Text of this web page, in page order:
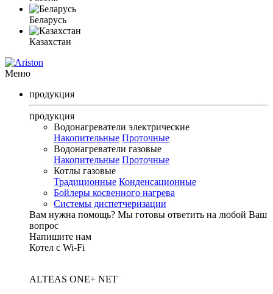
Беларусь
Казахстан
Меню
продукция
продукция
Водонагреватели электрические
Накопительные Проточные
Водонагреватели газовые
Накопительные Проточные
Котлы газовые
Традиционные Конденсационные
Бойлеры косвенного нагрева
Системы диспетчеризации
Вам нужна помощь? Мы готовы ответить на любой Ваш
вопрос
Напишите нам
Котел с Wi-Fi
ALTEAS ONE+ NET